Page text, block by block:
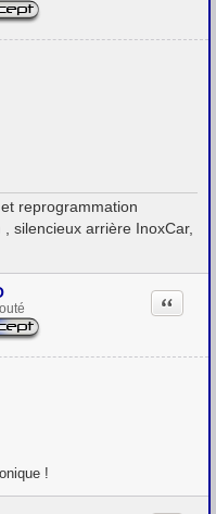
reprogrammation
silencieux arrière InoxCar,
Citation
!